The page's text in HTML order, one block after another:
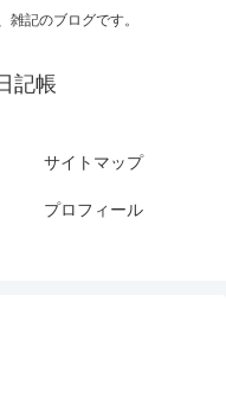
雑記のブログです。
記帳
サイトマップ
プロフィール